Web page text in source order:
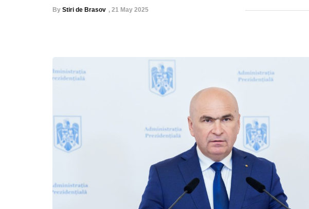
By Stiri de Brasov , 21 May 2025